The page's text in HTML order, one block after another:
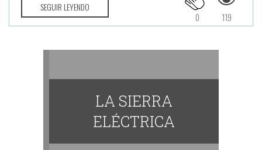
SEGUIR LEYENDO
119
0
LA SIERRA
ELÉCTRICA